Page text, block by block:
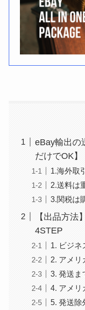
eBay輸出の
だけでOK】
1.海外取
2.送料は
3.関税は
【出品方法
4STEP
1. ビジネ
2. アメリ
3. 発送ま
4. アメリ
5. 発送除